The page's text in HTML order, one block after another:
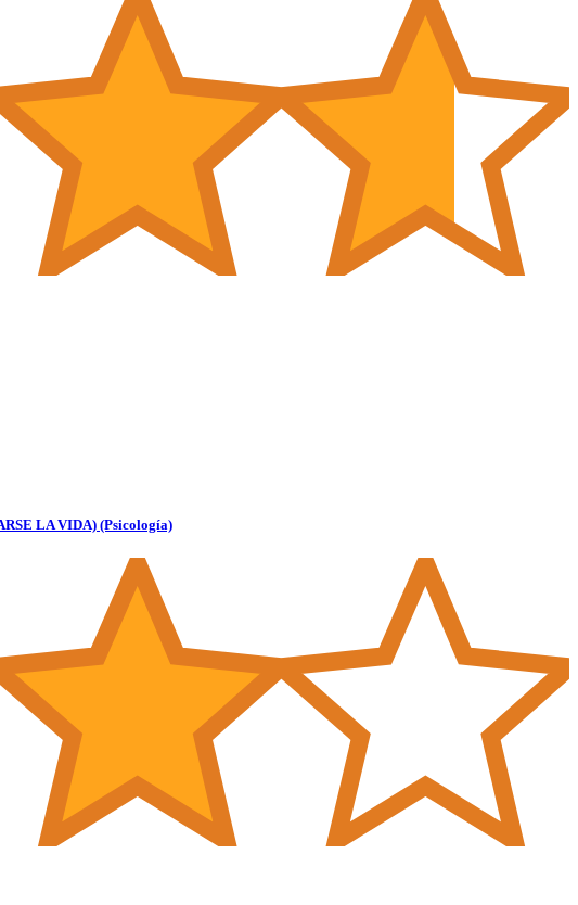
LA VIDA) (Psicología)